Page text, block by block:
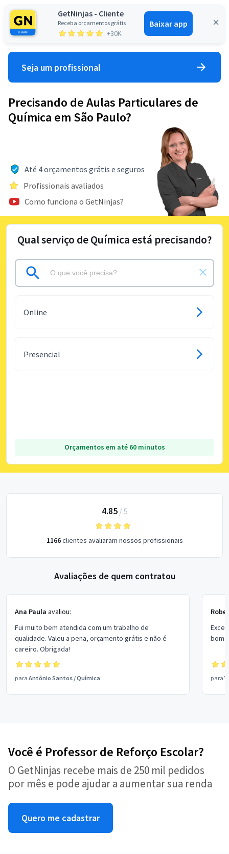
GetNinjas - Cliente
Receba orçamentos grátis
+30K
Baixar app
Entrar
Seja um profissional
Precisando de Aulas Particulares de
Química em São Paulo?
Até 4 orçamentos grátis e seguros
Profissionais avaliados
Como funciona o GetNinjas?
Qual serviço de Química está precisando?
Online
Presencial
Orçamentos em até 60 minutos
4.85/ 5
1166clientes avaliaram nossos profissionais
Avaliações de quem contratou
Ana Paula avaliou:
Fui muito bem atendida com um trabalho de
qualidade. Valeu a pena, orçamento grátis e não é
careiro. Obrigada!
para Antônio Santos /Química
bom
para
Você é Professor de Reforço Escolar?
O GetNinjas recebe mais de 250 mil pedidos
por mês e pode ajudar a aumentar sua renda
Quero me cadastrar